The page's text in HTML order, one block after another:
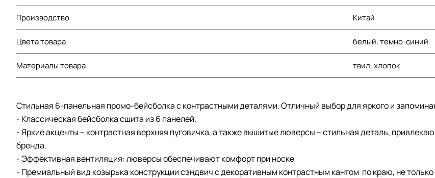
Производство Китай
Цвета товара белый, темно-синий
Материалы товара твил, хлопок
Стильная 6-панельная промо-бейсболка с контрастными деталями. Отличный выбор для яркого и
- Классическая бейсболка сшита из 6 панелей.
- Яркие акценты – контрастная верхняя пуговичка, а также вышитые люверсы – стильная деталь,
бренда.
- Эффективная вентиляция: люверсы обеспечивают комфорт при носке
- Премиальный вид козырька конструкции сэндвич с декоративным контрастным кантом по краю, не